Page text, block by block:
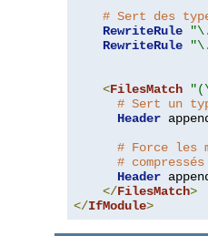
# Sert des
RewriteRule
RewriteRule
<FilesMatch
# Sert un
Header
# Force les
#
Header
</FilesMatch>
</IfModule>